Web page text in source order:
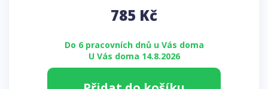
785 Kč
Do 6 pracovních dnů u Vás doma
U Vás doma 14.8.2026